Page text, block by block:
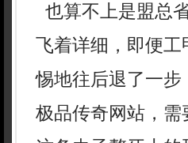
也算不上是盟总
飞着详细，即便
惕地往后退了一
极品传奇网站，